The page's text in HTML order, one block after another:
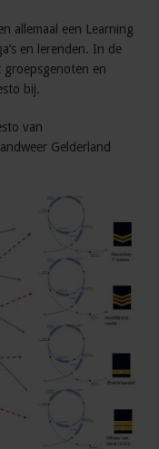
allemaal een Learning
en lerenden. In de
en
bij.
van
Gelderland